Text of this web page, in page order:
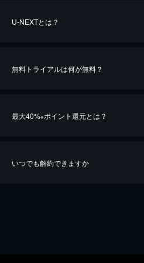
U-NEXTとは？
無料トライアルは何が無料？
最大40%※ポイント還元とは？
いつでも解約できますか